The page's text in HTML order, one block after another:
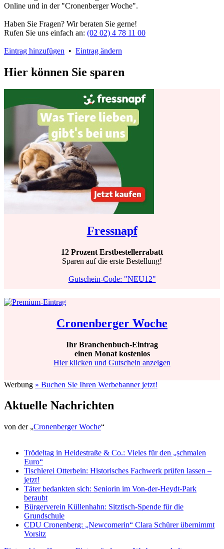
Online und in der "Cronenberger Woche".
Haben Sie Fragen? Wir beraten Sie gerne!
Rufen Sie uns einfach an: (02 02) 4 78 11 00
Eintrag hinzufügen • Eintrag ändern
Hier können Sie sparen
Fressnapf
12 Prozent Erstbestellerrabatt
Sparen auf die erste Bestellung!
Gutschein-Code: "NEU12"
Cronenberger Woche
Ihr Branchenbuch-Eintrag
einen Monat kostenlos
Hier klicken und Gutschein anzeigen
Werbung » Buchen Sie Ihren Werbebanner jetzt!
Aktuelle Nachrichten
von der „Cronenberger Woche“
Trödeltag in Heidestraße & Co.: Vieles für den „schmalen
Euro“
Tischlerei Otterbein: Historisches Fachwerk prüfen lassen –
jetzt!
Täter bedankten sich: Seniorin im Von-der-Heydt-Park
beraubt
Bürgerverein Küllenhahn: Sitztisch-Spende für die
Grundschule
CDU Cronenberg: „Newcomerin“ Clara Schürer übernimmt
Vorsitz